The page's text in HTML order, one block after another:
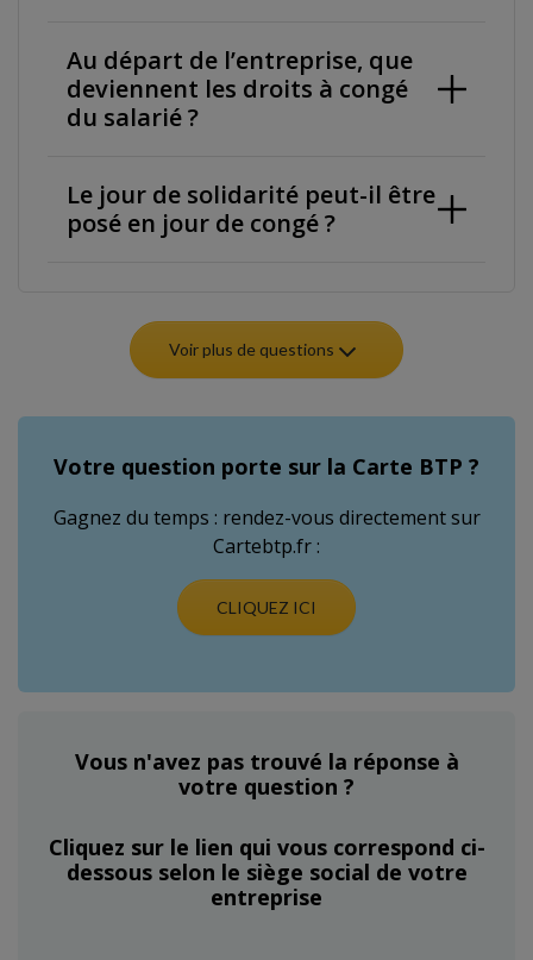
Au départ de l’entreprise, que
deviennent les droits à congé
du salarié ?
Le jour de solidarité peut-il être
posé en jour de congé ?
Voir plus de questions
Votre question porte sur la Carte BTP ?
Gagnez du temps : rendez-vous directement sur
Cartebtp.fr :
CLIQUEZ ICI
Vous n'avez pas trouvé la réponse à
votre question ?
Cliquez sur le lien qui vous correspond ci-
dessous selon le siège social de votre
entreprise